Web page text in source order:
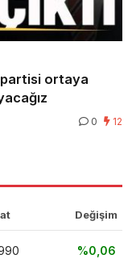
partisi ortaya
0 12
Değişim
%0,06